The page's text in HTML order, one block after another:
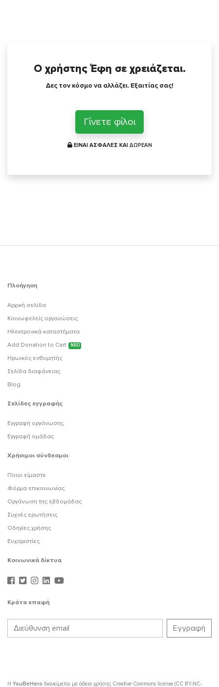
Ο χρήστης Έφη σε χρειάζεται.
Δες τον κόσμο να αλλάζει. Εξαιτίας σας!
Γίνετε φίλοι
ΕΙΝΑΙ ΑΣΦΑΛΕΣ ΚΑΙ ΔΩΡΕΑΝ
Πλοήγηση
Αρχική σελίδα
Κοινωφελείς οργανώσεις
Ηλεκτρονικά καταστήματα
Add Donation to Cart
ΝΕΟ
Ηρωικός ενθυμητής
Σελίδα διαφάνειας
Blog
Σελίδες εγγραφής
Εγγραφή οργάνωσης
Εγγραφή ομάδας
Χρήσιμοι σύνδεσμοι
Ποιοι είμαστε
Φόρμα επικοινωνίας
Οργάνωση της εβδομάδας
Συχνές ερωτήσεις
Οδηγίες χρήσης
Ευχαριστίες
Κοινωνικά δίκτυα
Κράτα επαφή
Η YouBeHero διανείμεται με άδεια χρήσης Creative Commons license (CC BY-NC-